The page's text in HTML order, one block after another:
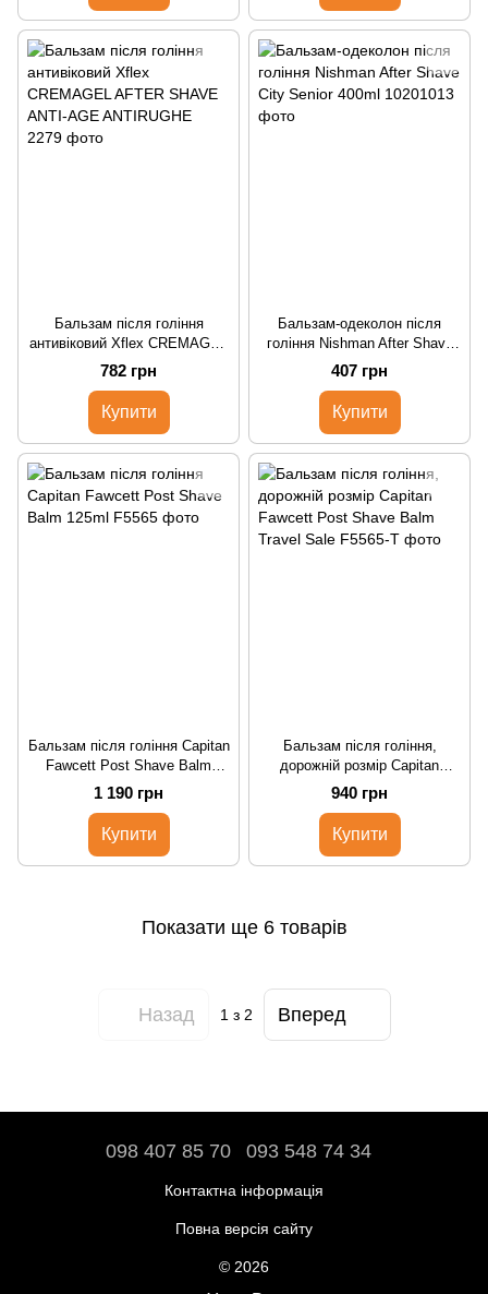
Бальзам після гоління
антивіковий Xflex CREMAGEL
AFTER SHAVE ANTI-AGE
ANTIRUGHE
782 грн
Купити
Бальзам-одеколон після
гоління Nishman After Shave
City Senior 400ml
407 грн
Купити
Бальзам після гоління Capitan
Fawcett Post Shave Balm
125ml
1 190 грн
Купити
Бальзам після гоління,
дорожній розмір Capitan
Fawcett Post Shave Balm
Travel Sale
940 грн
Купити
Показати ще 6 товарів
Назад 1з 2 Вперед
098 407 85 70 093 548 74 34
Контактна інформація
Повна версія сайту
© 2026